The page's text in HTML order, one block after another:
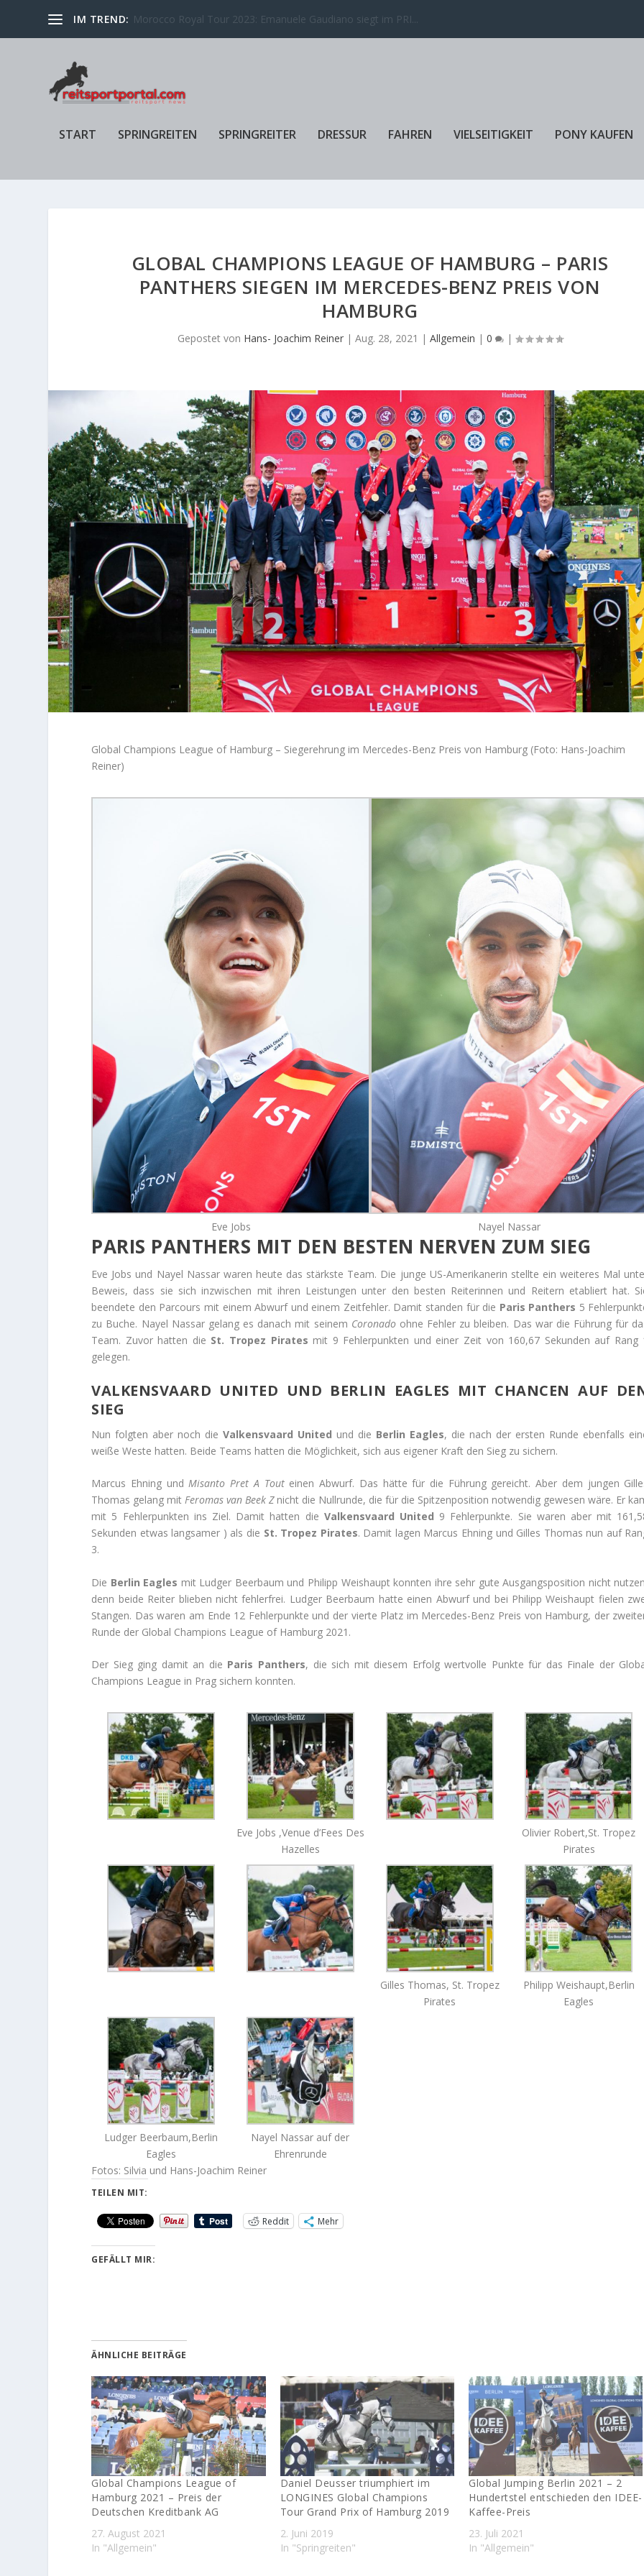
IM TREND: Christian Ahlmann und Dominator 2000 Z gewinnen den Lon...
START SPRINGREITEN SPRINGREITER DRESSUR FAHREN VIELSEITIGKEIT PONY KAUFEN
GLOBAL CHAMPIONS LEAGUE OF HAMBURG – PARIS
PANTHERS SIEGEN IM MERCEDES-BENZ PREIS VON
HAMBURG
Gepostet von Hans- Joachim Reiner| Aug. 28, 2021 | Allgemein | 0 |
Global Champions League of Hamburg – Siegerehrung im Mercedes-Benz Preis von Hamburg (Foto: Hans-Joachim
Reiner)
Eve Jobs Nayel Nassar
PARIS PANTHERS MIT DEN BESTEN NERVEN ZUM SIEG
Eve Jobs und Nayel Nassar waren heute das stärkste Team. Die junge US-Amerikanerin stellte ein weiteres Mal
Beweis, dass sie sich inzwischen mit ihren Leistungen unter den besten Reiterinnen und Reitern etabliert hat.
beendete den Parcours mit einem Abwurf und einem Zeitfehler. Damit standen für die Paris Panthers 5
zu Buche. Nayel Nassar gelang es danach mit seinem Coronado ohne Fehler zu bleiben. Das war die Führung für
Team. Zuvor hatten die St. Tropez Pirates mit 9 Fehlerpunkten und einer Zeit von 160,67 Sekunden auf Rang
gelegen.
VALKENSVAARD UNITED UND BERLIN EAGLES MIT CHANCEN AUF
SIEG
Nun folgten aber noch dieValkensvaard United und die Berlin Eagles, die nach der ersten Runde ebenfalls
weiße Weste hatten. Beide Teams hatten die Möglichkeit, sich aus eigener Kraft den Sieg zu sichern.
Marcus Ehning undMisanto Pret A Tout einen Abwurf. Das hätte für die Führung gereicht. Aber dem jungen
Thomas gelang mitFeromas van Beek Z nicht die Nullrunde, die für die Spitzenposition notwendig gewesen wäre. Er
mit 5 Fehlerpunkten ins Ziel. Damit hatten die Valkensvaard United 9 Fehlerpunkte. Sie waren aber mit
Sekunden etwas langsamer ) als die St. Tropez Pirates. Damit lagen Marcus Ehning und Gilles Thomas nun auf
3.
Die Berlin Eagles mit Ludger Beerbaum und Philipp Weishaupt konnten ihre sehr gute Ausgangsposition nicht
denn beide Reiter blieben nicht fehlerfrei. Ludger Beerbaum hatte einen Abwurf und bei Philipp Weishaupt fielen
Stangen. Das waren am Ende 12 Fehlerpunkte und der vierte Platz im Mercedes-Benz Preis von Hamburg, der
Runde der Global Champions League of Hamburg 2021.
Der Sieg ging damit an die Paris Panthers, die sich mit diesem Erfolg wertvolle Punkte für das Finale der
Champions League in Prag sichern konnten.
Eve Jobs ,Venue d’Fees Des
Hazelles
Olivier Robert,St. Tropez
Pirates
Gilles Thomas, St. Tropez
Pirates
Philipp Weishaupt,Berlin
Eagles
Ludger Beerbaum,Berlin
Eagles
Nayel Nassar auf der
Ehrenrunde
Fotos: Silvia und Hans-Joachim Reiner
TEILEN MIT:
Reddit Mehr
GEFÄLLT MIR:
ÄHNLICHE BEITRÄGE
Global Champions League of
Hamburg 2021 – Preis der
Deutschen Kreditbank AG
27. August 2021
In "Allgemein"
Daniel Deusser triumphiert im
LONGINES Global Champions
Tour Grand Prix of Hamburg 2019
2. Juni 2019
In "Springreiten"
Global Jumping Berlin 2021 – 2
Hundertstel entschieden den IDEE-
Kaffee-Preis
23. Juli 2021
In "Allgemein"